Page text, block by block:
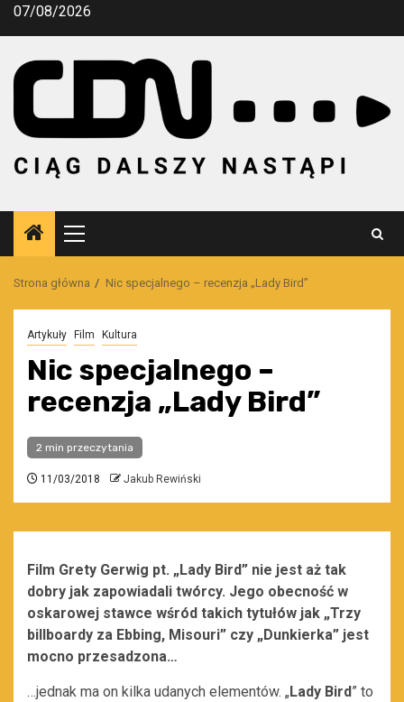
Przejdź
07/08/2026
Menu
główne
Strona główna Nic specjalnego – recenzja „Lady Bird”
Artykuły Film Kultura
Nic specjalnego –
recenzja „Lady Bird”
2 min przeczytania
11/03/2018 Jakub Rewiński
Film Grety Gerwig pt. „Lady Bird” nie jest aż tak
dobry jak zapowiadali twórcy. Jego obecność w
oskarowej stawce wśród takich tytułów jak „Trzy
billboardy za Ebbing, Misouri” czy „Dunkierka” jest
mocno przesadzona…
…jednak ma on kilka udanych elementów. „ Lady Bird” to